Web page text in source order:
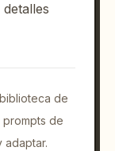
y énfasis
de
prompts de
adaptar.